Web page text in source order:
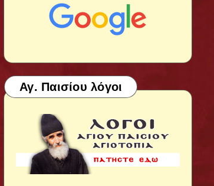
Αγ. Παισίου λόγοι